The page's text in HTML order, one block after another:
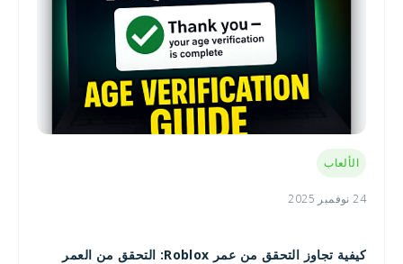
الألعاب
24 نوفمبر 2025
كيفية تجاوز التحقق من عمر Roblox: التحقق من العمر